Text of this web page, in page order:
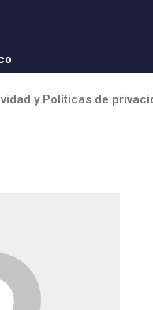
y Políticas de